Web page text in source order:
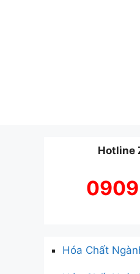
Hotline
Hóa Chất